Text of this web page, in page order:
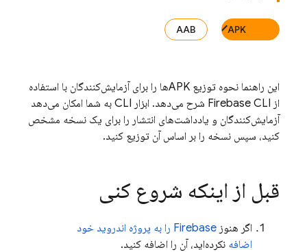
APK
AAB
این راهنما نحوه توزیع APKها را برای آزمایش‌کنندگان با استفاده
از
Firebase
CLI شرح می‌دهد. ابزار CLI به شما امکان می‌دهد
آزمایش‌کنندگان و یادداشت‌های انتشار را برای یک نسخه مشخص
کنید، سپس نسخه را بر اساس آن توزیع کنید.
قبل از اینکه شروع کنی
اگر هنوز
Firebase را به پروژه اندروید خود
اضافه نکرده‌اید، آن را اضافه کنید.